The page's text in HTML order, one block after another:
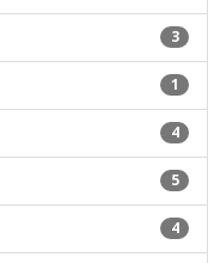
3
1
4
5
4